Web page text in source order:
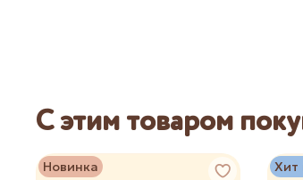
С этим товаром
Новинка Хит